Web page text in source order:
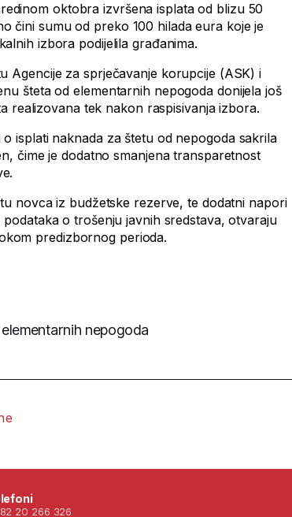
oktobra izvršena isplata od blizu 50
čini sumu od preko 100 hilada eura koje je
izbora podijelila građanima.
Agencije za sprječavanje korupcije (ASK) i
šteta od elementarnih nepogoda donijela još
realizovana tek nakon raspisivanja izbora.
isplati naknada za štetu od nepogoda sakrila
čime je dodatno smanjena transparetnost
novca iz budžetske rezerve, te dodatni napori
o trošenju javnih sredstava, otvaraju
predizbornog perioda.
nepogoda
20 266 326